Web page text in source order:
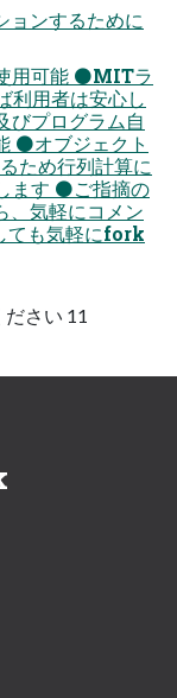
ョンするために
用可能 ⚫MITラ
利用者は安心し
びプログラム自
⚫オブジェクト
ため行列計算に
ます ⚫ご指摘の
、気軽にコメン
ても気軽にfork
さい 11